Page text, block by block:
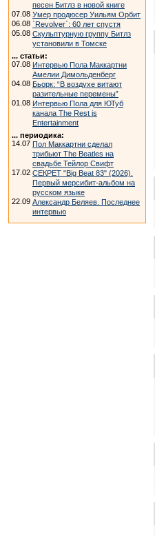
песен Битлз в новой книге
07.08 Умер продюсер Уильям Орбит
06.08 `Revolver`: 60 лет спустя
05.08 Скульптурную группу Битлз
установили в Томске
... статьи:
07.08 Интервью Пола Маккартни
Амелии Димольденберг
04.08 Бьорк: “В воздухе витают
разительные перемены”
01.08 Интервью Пола для ЮТуб
канала The Rest is
Entertainment
... периодика:
14.07 Пол Маккартни сделал
трибьют The Beatles на
свадьбе Тейлор Свифт
17.02 СЕКРЕТ "Big Beat 83" (2026).
Первый мерсибит-альбом на
русском языке
22.09 Александр Беляев. Последнее
интервью